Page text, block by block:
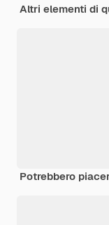
Altri elementi di
Potrebbero